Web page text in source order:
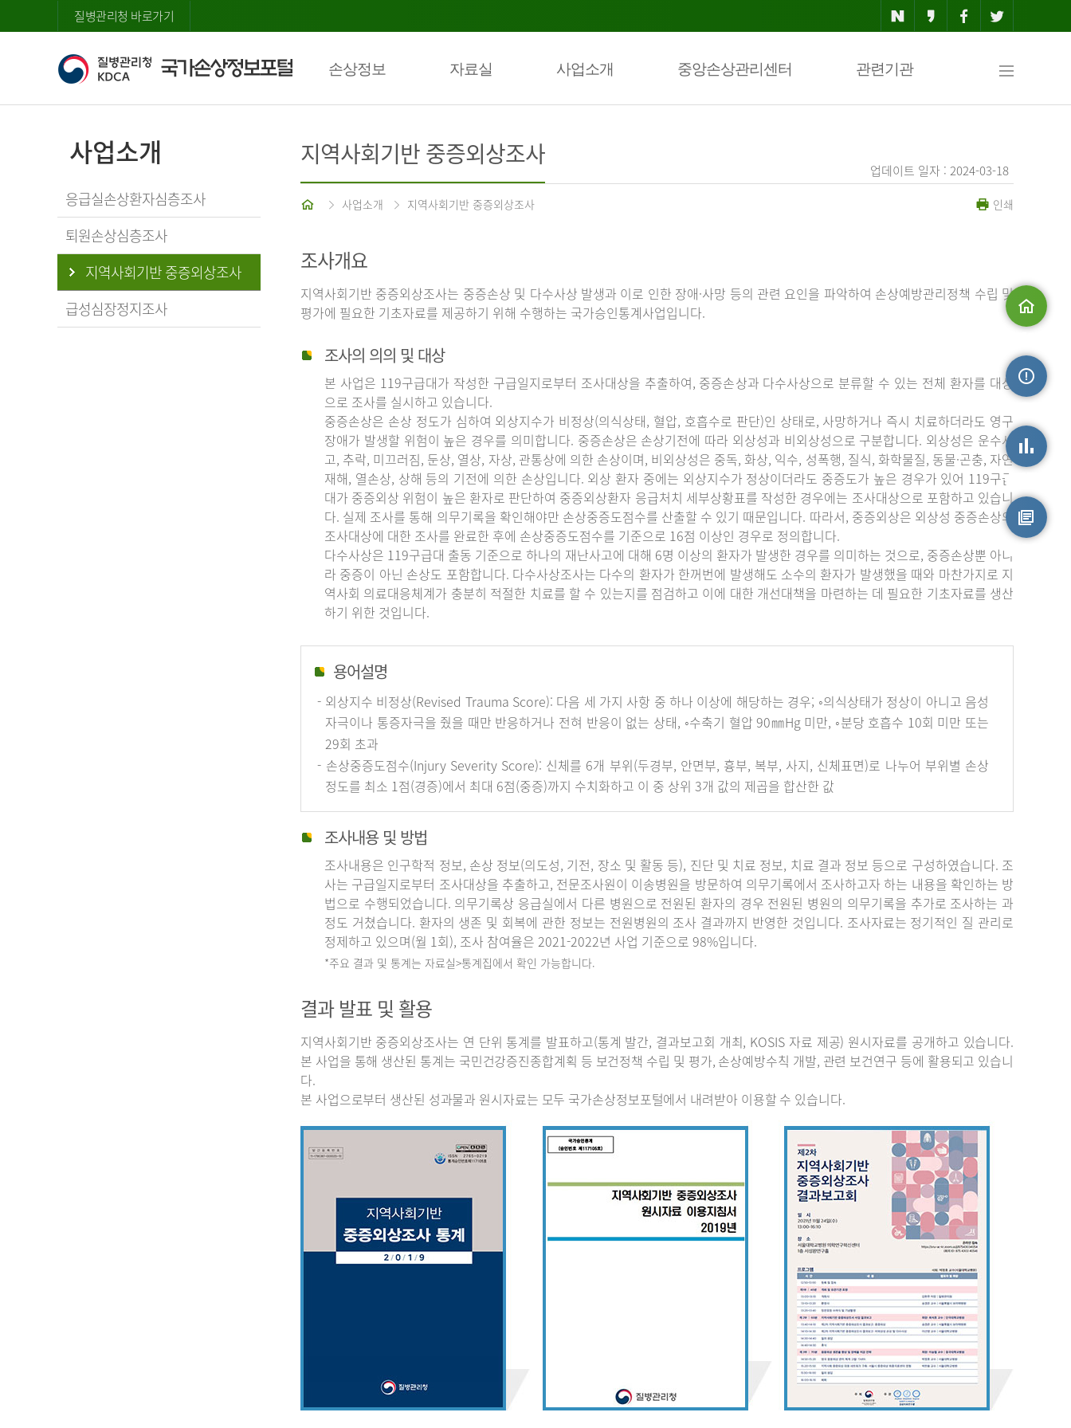
질병관리청 바로가기
손상정보 자료실 사업소개 중앙손상관리센터 관련기관
맵
사업소개
응급실손상환자심층조사
퇴원손상심층조사
지역사회기반 중증외상조사
급성심장정지조사
업데이트 일자 : 2024-03-18
지역사회기반 중증외상조사
홈 사업소개 지역사회기반 중증외상조사 인쇄
조사개요
지역사회기반 중증외상조사는 중증손상 및 다수사상 발생과 이로 인한 장애·사망 등의 관련 요인을 파악하여 손상예방관리정책 수립 및
평가에 필요한 기초자료를 제공하기 위해 수행하는 국가승인통계사업입니다.
조사의 의의 및 대상
본 사업은 119구급대가 작성한 구급일지로부터 조사대상을 추출하여, 중증손상과 다수사상으로 분류할 수 있는 전체 환자를 대상
으로 조사를 실시하고 있습니다.
중증손상은 손상 정도가 심하여 외상지수가 비정상(의식상태, 혈압, 호흡수로 판단)인 상태로, 사망하거나 즉시 치료하더라도 영구
장애가 발생할 위험이 높은 경우를 의미합니다. 중증손상은 손상기전에 따라 외상성과 비외상성으로 구분합니다. 외상성은 운수사
고, 추락, 미끄러짐, 둔상, 열상, 자상, 관통상에 의한 손상이며, 비외상성은 중독, 화상, 익수, 성폭행, 질식, 화학물질, 동물·곤충, 자연
재해, 열손상, 상해 등의 기전에 의한 손상입니다. 외상 환자 중에는 외상지수가 정상이더라도 중증도가 높은 경우가 있어 119구급
대가 중증외상 위험이 높은 환자로 판단하여 중증외상환자 응급처치 세부상황표를 작성한 경우에는 조사대상으로 포함하고 있습니
다. 실제 조사를 통해 의무기록을 확인해야만 손상중증도점수를 산출할 수 있기 때문입니다. 따라서, 중증외상은 외상성 중증손상의
조사대상에 대한 조사를 완료한 후에 손상중증도점수를 기준으로 16점 이상인 경우로 정의합니다.
다수사상은 119구급대 출동 기준으로 하나의 재난사고에 대해 6명 이상의 환자가 발생한 경우를 의미하는 것으로, 중증손상뿐 아니
라 중증이 아닌 손상도 포함합니다. 다수사상조사는 다수의 환자가 한꺼번에 발생해도 소수의 환자가 발생했을 때와 마찬가지로 지
역사회 의료대응체계가 충분히 적절한 치료를 할 수 있는지를 점검하고 이에 대한 개선대책을 마련하는 데 필요한 기초자료를 생산
하기 위한 것입니다.
용어설명
- 외상지수 비정상(Revised Trauma Score): 다음 세 가지 사항 중 하나 이상에 해당하는 경우; ◦의식상태가 정상이 아니고 음성
자극이나 통증자극을 줬을 때만 반응하거나 전혀 반응이 없는 상태, ◦수축기 혈압 90㎜Hg 미만, ◦분당 호흡수 10회 미만 또는
29회 초과
- 손상중증도점수(Injury Severity Score): 신체를 6개 부위(두경부, 안면부, 흉부, 복부, 사지, 신체표면)로 나누어 부위별 손상
정도를 최소 1점(경증)에서 최대 6점(중증)까지 수치화하고 이 중 상위 3개 값의 제곱을 합산한 값
조사내용 및 방법
조사내용은 인구학적 정보, 손상 정보(의도성, 기전, 장소 및 활동 등), 진단 및 치료 정보, 치료 결과 정보 등으로 구성하였습니다. 조
사는 구급일지로부터 조사대상을 추출하고, 전문조사원이 이송병원을 방문하여 의무기록에서 조사하고자 하는 내용을 확인하는 방
법으로 수행되었습니다. 의무기록상 응급실에서 다른 병원으로 전원된 환자의 경우 전원된 병원의 의무기록을 추가로 조사하는 과
정도 거쳤습니다. 환자의 생존 및 회복에 관한 정보는 전원병원의 조사 결과까지 반영한 것입니다. 조사자료는 정기적인 질 관리로
정제하고 있으며(월 1회), 조사 참여율은 2021-2022년 사업 기준으로 98%입니다.
*주요 결과 및 통계는 자료실>통계집에서 확인 가능합니다.
결과 발표 및 활용
지역사회기반 중증외상조사는 연 단위 통계를 발표하고(통계 발간, 결과보고회 개최, KOSIS 자료 제공) 원시자료를 공개하고 있습니다.
본 사업을 통해 생산된 통계는 국민건강증진종합계획 등 보건정책 수립 및 평가, 손상예방수칙 개발, 관련 보건연구 등에 활용되고 있습니
다.
본 사업으로부터 생산된 성과물과 원시자료는 모두 국가손상정보포털에서 내려받아 이용할 수 있습니다.
손상통계